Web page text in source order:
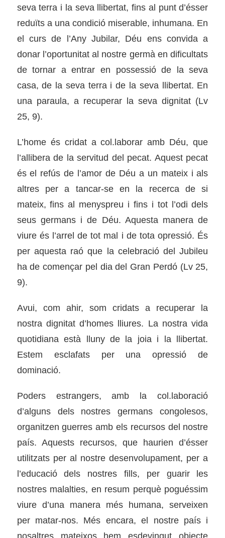
seva terra i la seva llibertat, fins al punt d’ésser
reduïts a una condició miserable, inhumana. En
el curs de l’Any Jubilar, Déu ens convida a
donar l’oportunitat al nostre germà en dificultats
de tornar a entrar en possessió de la seva
casa, de la seva terra i de la seva llibertat. En
una paraula, a recuperar la seva dignitat (Lv
25, 9).
L’home és cridat a col.laborar amb Déu, que
l’allibera de la servitud del pecat. Aquest pecat
és el refús de l’amor de Déu a un mateix i als
altres per a tancar-se en la recerca de si
mateix, fins al menyspreu i fins i tot l’odi dels
seus germans i de Déu. Aquesta manera de
viure és l’arrel de tot mal i de tota opressió. És
per aquesta raó que la celebració del Jubileu
ha de començar pel dia del Gran Perdó (Lv 25,
9).
Avui, com ahir, som cridats a recuperar la
nostra dignitat d’homes lliures. La nostra vida
quotidiana està lluny de la joia i la llibertat.
Estem esclafats per una opressió de
dominació.
Poders estrangers, amb la col.laboració
d’alguns dels nostres germans congolesos,
organitzen guerres amb els recursos del nostre
país. Aquests recursos, que haurien d’ésser
utilitzats per al nostre desenvolupament, per a
l’educació dels nostres fills, per guarir les
nostres malalties, en resum perquè poguéssim
viure d’una manera més humana, serveixen
per matar-nos. Més encara, el nostre país i
nosaltres mateixos hem esdevingut objecte